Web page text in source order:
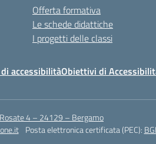
Offerta formativa
Le schede didattiche
I progetti delle classi
accessibilitàObiettivi di
4 – 24129 – Bergamo
Posta elettronica certificata (PEC):